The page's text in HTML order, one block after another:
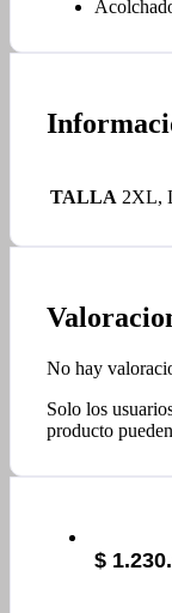
TALLA 2XL,
No hay
Solo los
producto
$